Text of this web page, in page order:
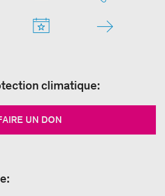
climatique:
UN DON